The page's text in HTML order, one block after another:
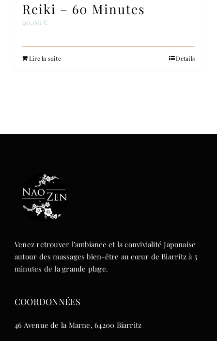
Reiki – 60 Minutes
90,00 €
Lire la suite Details
Venez retrouver l’ambiance et la convivialité Japonaise
autour des massages bien-être au cœur de Biarritz à 5
minutes de la grande plage.
COORDONNÉES
46 Avenue de la Marne, 64200 Biarritz